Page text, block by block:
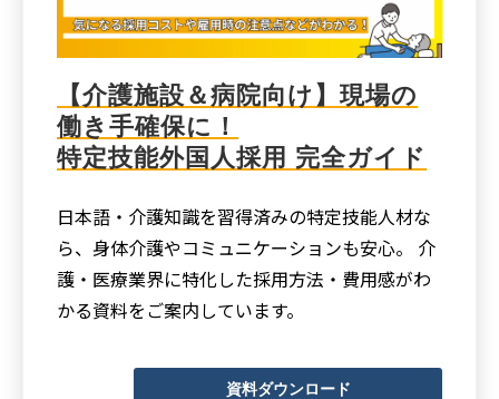
【介護施設＆病院向け】現場の
働き手確保に！
特定技能外国人採用 完全ガイド
日本語・介護知識を習得済みの特定技能人材な
ら、身体介護やコミュニケーションも安心。 介
護・医療業界に特化した採用方法・費用感がわ
かる資料をご案内しています。
資料ダウンロード